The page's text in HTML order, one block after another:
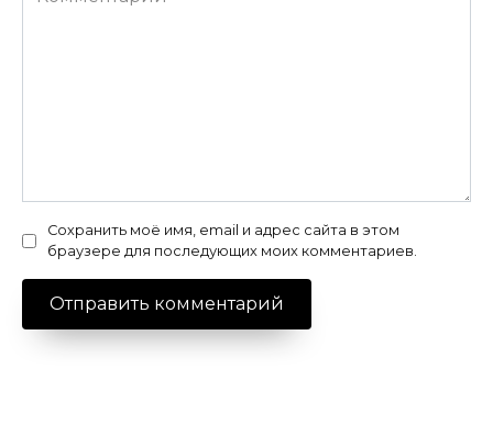
Сохранить моё имя, email и адрес сайта в этом
браузере для последующих моих комментариев.